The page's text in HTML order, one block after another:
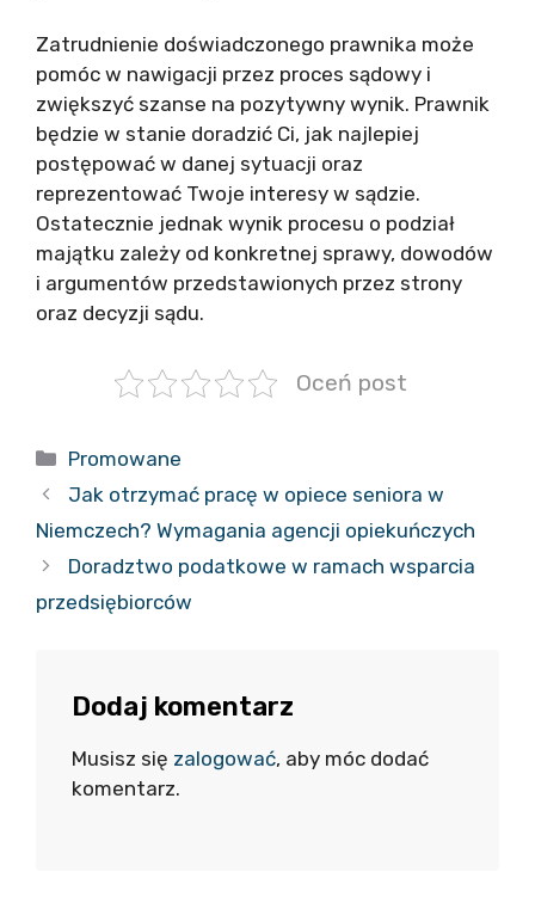
Zatrudnienie doświadczonego prawnika może
pomóc w nawigacji przez proces sądowy i
zwiększyć szanse na pozytywny wynik. Prawnik
będzie w stanie doradzić Ci, jak najlepiej
postępować w danej sytuacji oraz
reprezentować Twoje interesy w sądzie.
Ostatecznie jednak wynik procesu o podział
majątku zależy od konkretnej sprawy, dowodów
i argumentów przedstawionych przez strony
oraz decyzji sądu.
Oceń post
Kategorie
Promowane
Jak otrzymać pracę w opiece seniora w
Niemczech? Wymagania agencji opiekuńczych
Doradztwo podatkowe w ramach wsparcia
przedsiębiorców
Dodaj komentarz
Musisz się zalogować, aby móc dodać
komentarz.